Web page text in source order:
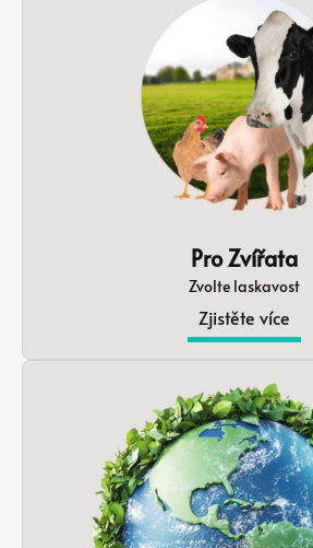
Pro Zvířata
Zvolte laskavost
Zjistěte více